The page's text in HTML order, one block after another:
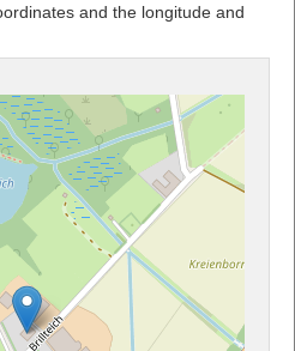
and the longitude and